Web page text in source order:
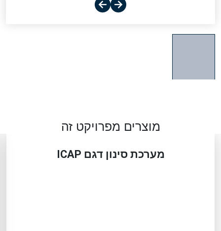
מוצרים מפרויקט זה
מערכת סינון דגם ICAP